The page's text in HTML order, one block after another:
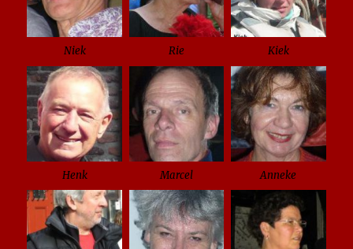
Niek Rie Kiek
Henk Marcel Anneke